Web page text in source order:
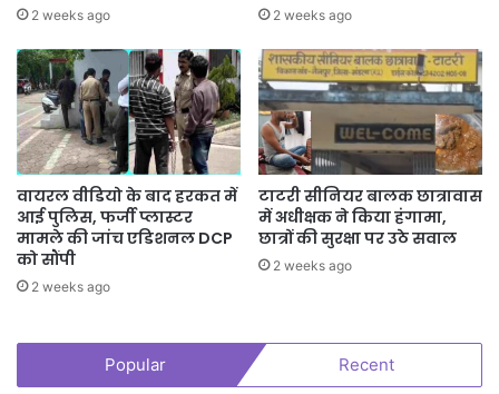
2 weeks ago 2 weeks ago
वायरल वीडियो के बाद हरकत में
आई पुलिस, फर्जी प्लास्टर
मामले की जांच एडिशनल DCP
को सौंपी
2 weeks ago
टाटरी सीनियर बालक छात्रावास
में अधीक्षक ने किया हंगामा,
छात्रों की सुरक्षा पर उठे सवाल
2 weeks ago
Popular Recent